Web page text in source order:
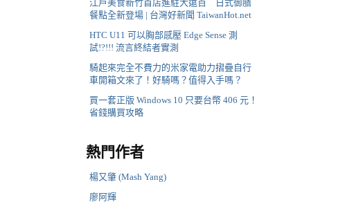
江戶美食新竹首店進駐大遠百 日式御膳
餐點全新登場 | 台灣好新聞 TaiwanHot.net
HTC U11 可以胸部感壓 Edge Sense 測
試!?!!! 流言終結者實測
騎起來完全不費力的米家電助力摺疊自行
車開箱文來了！好騎嗎？值得入手嗎？
買一套正版 Windows 10 只要台幣 406 元！
省錢購買攻略
熱門作者
楊又肇 (Mash Yang)
廖阿輝